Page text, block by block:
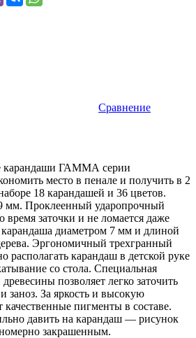
Сравнение
карандаши ГАММА серии
место в пенале и получить в 2
18 карандашей и 36 цветов.
мм. Проклеенный ударопрочный
время заточки и не ломается даже
диаметром 7 мм и длиной
Эргономичный трехгранный
располагать карандаш в детской руке
со стола. Специальная
позволяет легко заточить
заноз. За яркость и высокую
качественные пигменты в составе.
давить на карандаш — рисунок
закрашенным.